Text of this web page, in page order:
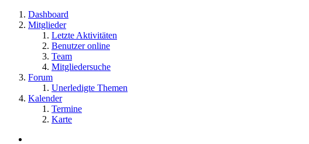
Dashboard
Mitglieder
Letzte Aktivitäten
Benutzer online
Team
Mitgliedersuche
Forum
Unerledigte Themen
Kalender
Termine
Karte